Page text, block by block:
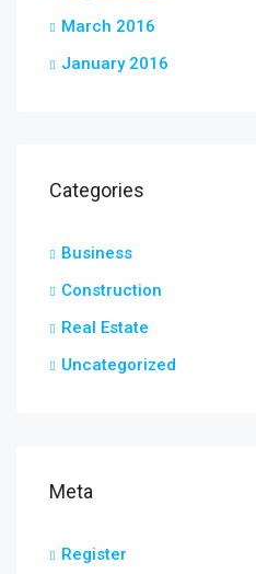
March 2016
January 2016
Categories
Business
Construction
Real Estate
Uncategorized
Meta
Register